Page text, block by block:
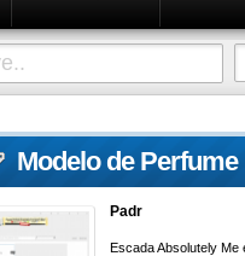
Modelo de
Padr
Escada Absolutely Me